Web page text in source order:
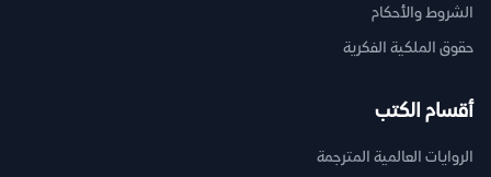
الشروط والأحكام
حقوق الملكية الفكرية
أقسام الكتب
الروايات العالمية المترجمة